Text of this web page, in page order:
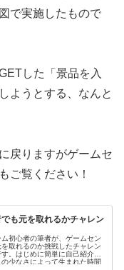
で実施したもので
した「景品を入
ようとする、なんと
戻りますがゲームセ
ご覧ください！
も元を取れるかチャレン
初心者の筆者が、ゲームセン
取れるのか挑戦したチャレン
。はじめに簡単に自己紹介
少なさによって生まれた時間